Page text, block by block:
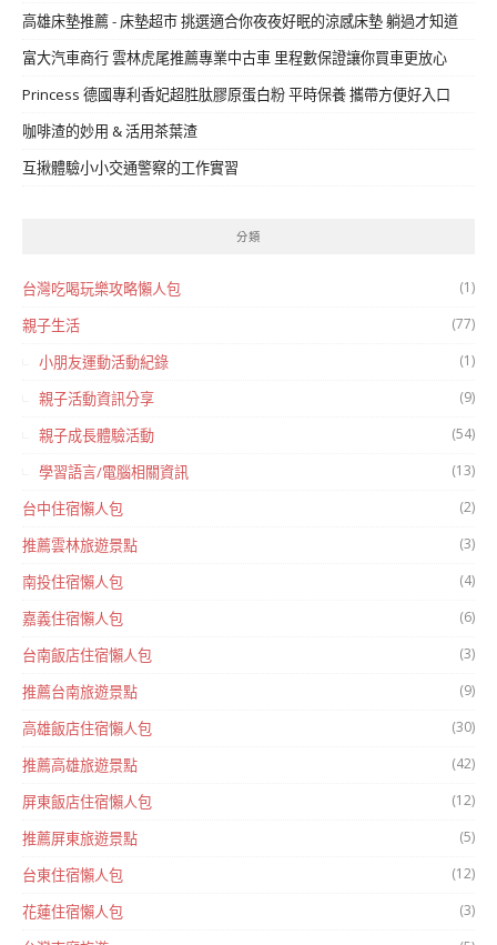
高雄床墊推薦 - 床墊超市 挑選適合你夜夜好眠的涼感床墊 躺過才知道
富大汽車商行 雲林虎尾推薦專業中古車 里程數保證讓你買車更放心
Princess 德國專利香妃超胜肽膠原蛋白粉 平時保養 攜帶方便好入口
咖啡渣的妙用 & 活用茶葉渣
互揪體驗小小交通警察的工作實習
分類
台灣吃喝玩樂攻略懶人包 (1)
親子生活 (77)
小朋友運動活動紀錄 (1)
親子活動資訊分享 (9)
親子成長體驗活動 (54)
學習語言/電腦相關資訊 (13)
台中住宿懶人包 (2)
推薦雲林旅遊景點 (3)
南投住宿懶人包 (4)
嘉義住宿懶人包 (6)
台南飯店住宿懶人包 (3)
推薦台南旅遊景點 (9)
高雄飯店住宿懶人包 (30)
推薦高雄旅遊景點 (42)
屏東飯店住宿懶人包 (12)
推薦屏東旅遊景點 (5)
台東住宿懶人包 (12)
花蓮住宿懶人包 (3)